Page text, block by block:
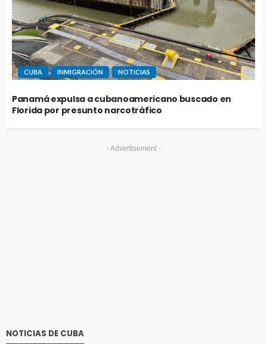
CUBA INMIGRACIÓN NOTICIAS
Panamá expulsa a cubanoamericano buscado en
Florida por presunto narcotráfico
- Advertisement -
NOTICIAS DE CUBA